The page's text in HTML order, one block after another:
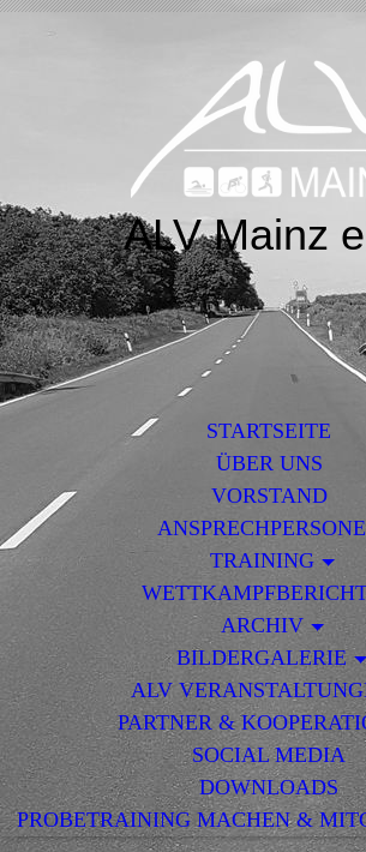
ALV Mainz
STARTSEITE
ÜBER UNS
VORSTAND
TRAINING
ARCHIV
BILDERGALERIE
ALV
PARTNER &
SOCIAL MEDIA
DOWNLOADS
PROBETRAINING MACHEN &